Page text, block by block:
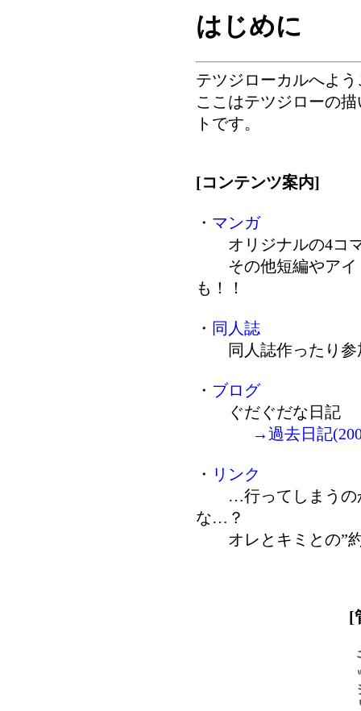
はじめに
テツジローカルへよう
ここはテツジローの
トです。
[コンテンツ案内]
・ マンガ
オリジナルの4コマ
その他短編やアイ
も！！
・ 同人誌
同人誌作ったり参
・ ブログ
ぐだぐだな日記
→過去日記
・ リンク
…行ってしまうの
な…？
オレとキミとの”
[